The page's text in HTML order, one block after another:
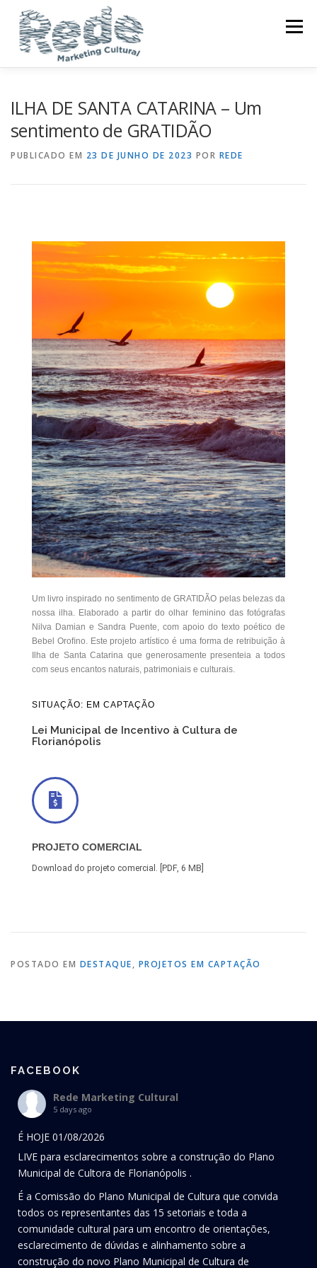
Menu
ILHA DE SANTA CATARINA – Um
sentimento de GRATIDÃO
PUBLICADO EM 23 DE JUNHO DE 2023 POR REDE
Um livro inspirado no sentimento de GRATIDÃO pelas belezas da
nossa ilha. Elaborado a partir do olhar feminino das fotógrafas
Nilva Damian e Sandra Puente, com apoio do texto poético de
Bebel Oroﬁno. Este projeto artístico é uma forma de retribuição à
Ilha de Santa Catarina que generosamente presenteia a todos
com seus encantos naturais, patrimoniais e culturais.
SITUAÇÃO: EM CAPTAÇÃO
Lei Municipal de Incentivo à Cultura de
Florianópolis
PROJETO COMERCIAL
Download do projeto comercial. [PDF, 6 MB]
POSTADO EM DESTAQUE, PROJETOS EM CAPTAÇÃO
FACEBOOK
Rede Marketing Cultural
5 days ago
É HOJE 01/08/2026
LIVE para esclarecimentos sobre a construção do Plano
Municipal de Cultora de Florianópolis .
É a Comissão do Plano Municipal de Cultura que convida
todos os representantes das 15 setoriais e toda a
comunidade cultural para um encontro de orientações,
esclarecimento de dúvidas e alinhamento sobre a
construção do novo Plano Municipal de Cultura de